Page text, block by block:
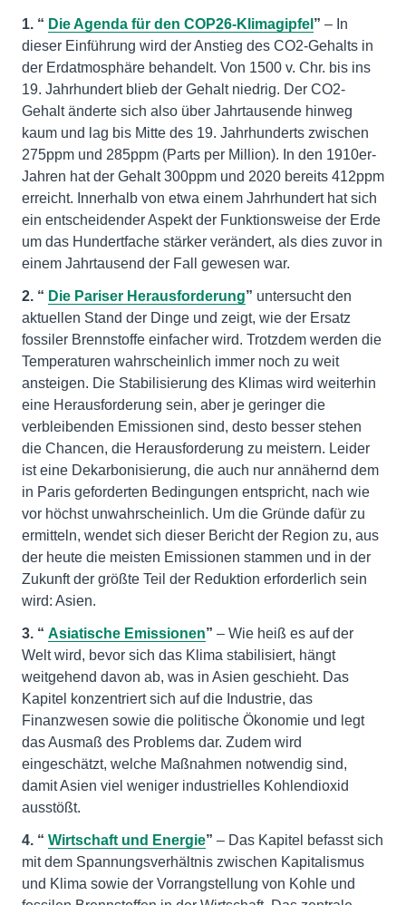
1. “ Die Agenda für den COP26-Klimagipfel ” – In
dieser Einführung wird der Anstieg des CO2-Gehalts in
der Erdatmosphäre behandelt. Von 1500 v. Chr. bis ins
19. Jahrhundert blieb der Gehalt niedrig. Der CO2-
Gehalt änderte sich also über Jahrtausende hinweg
kaum und lag bis Mitte des 19. Jahrhunderts zwischen
275ppm und 285ppm (Parts per Million). In den 1910er-
Jahren hat der Gehalt 300ppm und 2020 bereits 412ppm
erreicht. Innerhalb von etwa einem Jahrhundert hat sich
ein entscheidender Aspekt der Funktionsweise der Erde
um das Hundertfache stärker verändert, als dies zuvor in
einem Jahrtausend der Fall gewesen war.
2. “ Die Pariser Herausforderung” untersucht den
aktuellen Stand der Dinge und zeigt, wie der Ersatz
fossiler Brennstoffe einfacher wird. Trotzdem werden die
Temperaturen wahrscheinlich immer noch zu weit
ansteigen. Die Stabilisierung des Klimas wird weiterhin
eine Herausforderung sein, aber je geringer die
verbleibenden Emissionen sind, desto besser stehen
die Chancen, die Herausforderung zu meistern. Leider
ist eine Dekarbonisierung, die auch nur annähernd dem
in Paris geforderten Bedingungen entspricht, nach wie
vor höchst unwahrscheinlich. Um die Gründe dafür zu
ermitteln, wendet sich dieser Bericht der Region zu, aus
der heute die meisten Emissionen stammen und in der
Zukunft der größte Teil der Reduktion erforderlich sein
wird: Asien.
3. “ Asiatische Emissionen” – Wie heiß es auf der
Welt wird, bevor sich das Klima stabilisiert, hängt
weitgehend davon ab, was in Asien geschieht. Das
Kapitel konzentriert sich auf die Industrie, das
Finanzwesen sowie die politische Ökonomie und legt
das Ausmaß des Problems dar. Zudem wird
eingeschätzt, welche Maßnahmen notwendig sind,
damit Asien viel weniger industrielles Kohlendioxid
ausstößt.
4. “ Wirtschaft und Energie” – Das Kapitel befasst sich
mit dem Spannungsverhältnis zwischen Kapitalismus
und Klima sowie der Vorrangstellung von Kohle und